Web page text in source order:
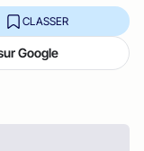
CLASSER
Google